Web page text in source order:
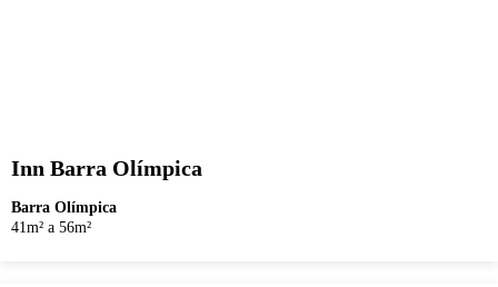
Inn Barra Olímpica
Barra Olímpica
41m² a 56m²